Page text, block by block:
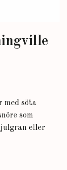
med söta
som
eller